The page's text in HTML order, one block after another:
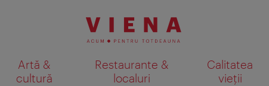
Artă &
cultură
Restaurante &
localuri
Calitatea
vieții